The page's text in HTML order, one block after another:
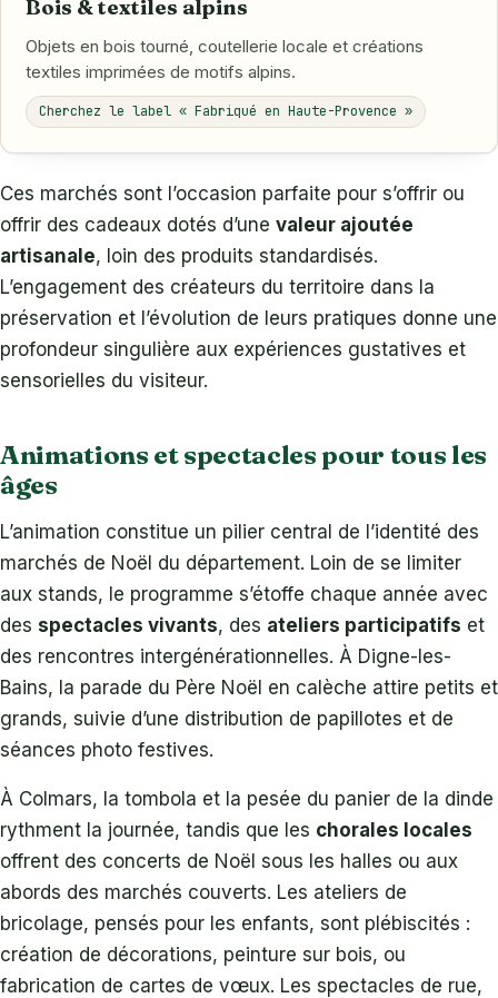
Bois & textiles alpins
Objets en bois tourné, coutellerie locale et créations
textiles imprimées de motifs alpins.
Cherchez le label « Fabriqué en Haute-Provence »
Ces marchés sont l’occasion parfaite pour s’offrir ou
offrir des cadeaux dotés d’une valeur ajoutée
artisanale, loin des produits standardisés.
L’engagement des créateurs du territoire dans la
préservation et l’évolution de leurs pratiques donne une
profondeur singulière aux expériences gustatives et
sensorielles du visiteur.
Animations et spectacles pour tous les
âges
L’animation constitue un pilier central de l’identité des
marchés de Noël du département. Loin de se limiter
aux stands, le programme s’étoffe chaque année avec
des spectacles vivants, des ateliers participatifs et
des rencontres intergénérationnelles. À Digne-les-
Bains, la parade du Père Noël en calèche attire petits et
grands, suivie d’une distribution de papillotes et de
séances photo festives.
À Colmars, la tombola et la pesée du panier de la dinde
rythment la journée, tandis que les chorales locales
offrent des concerts de Noël sous les halles ou aux
abords des marchés couverts. Les ateliers de
bricolage, pensés pour les enfants, sont plébiscités :
création de décorations, peinture sur bois, ou
fabrication de cartes de vœux. Les spectacles de rue,